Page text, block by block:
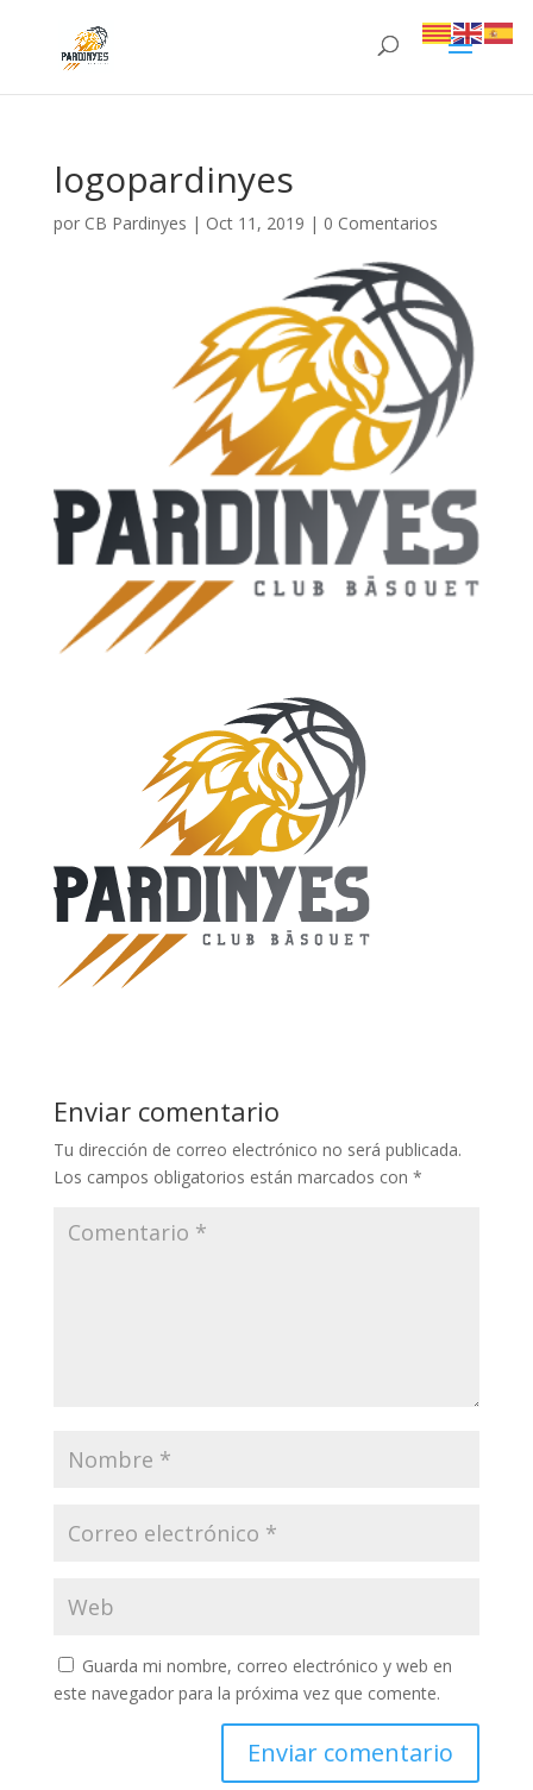
logopardinyes
por CB Pardinyes | Oct 11, 2019 | 0 Comentarios
Enviar comentario
Tu dirección de correo electrónico no será publicada.
Los campos obligatorios están marcados con *
Guarda mi nombre, correo electrónico y web en
este navegador para la próxima vez que comente.